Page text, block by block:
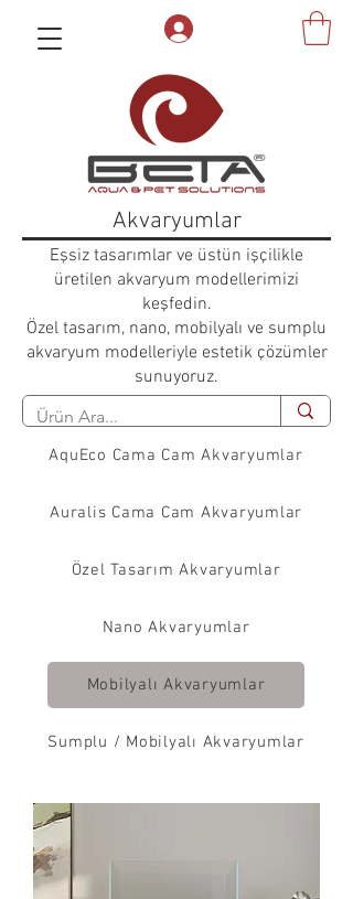
Akvaryumlar
Eşsiz tasarımlar ve üstün işçilikle
üretilen akvaryum modellerimizi
keşfedin.
Özel tasarım, nano, mobilyalı ve sumplu
akvaryum modelleriyle estetik çözümler
sunuyoruz.
AquEco Cama Cam Akvaryumlar
Auralis Cama Cam Akvaryumlar
Özel Tasarım Akvaryumlar
Nano Akvaryumlar
Mobilyalı Akvaryumlar
Sumplu / Mobilyalı Akvaryumlar